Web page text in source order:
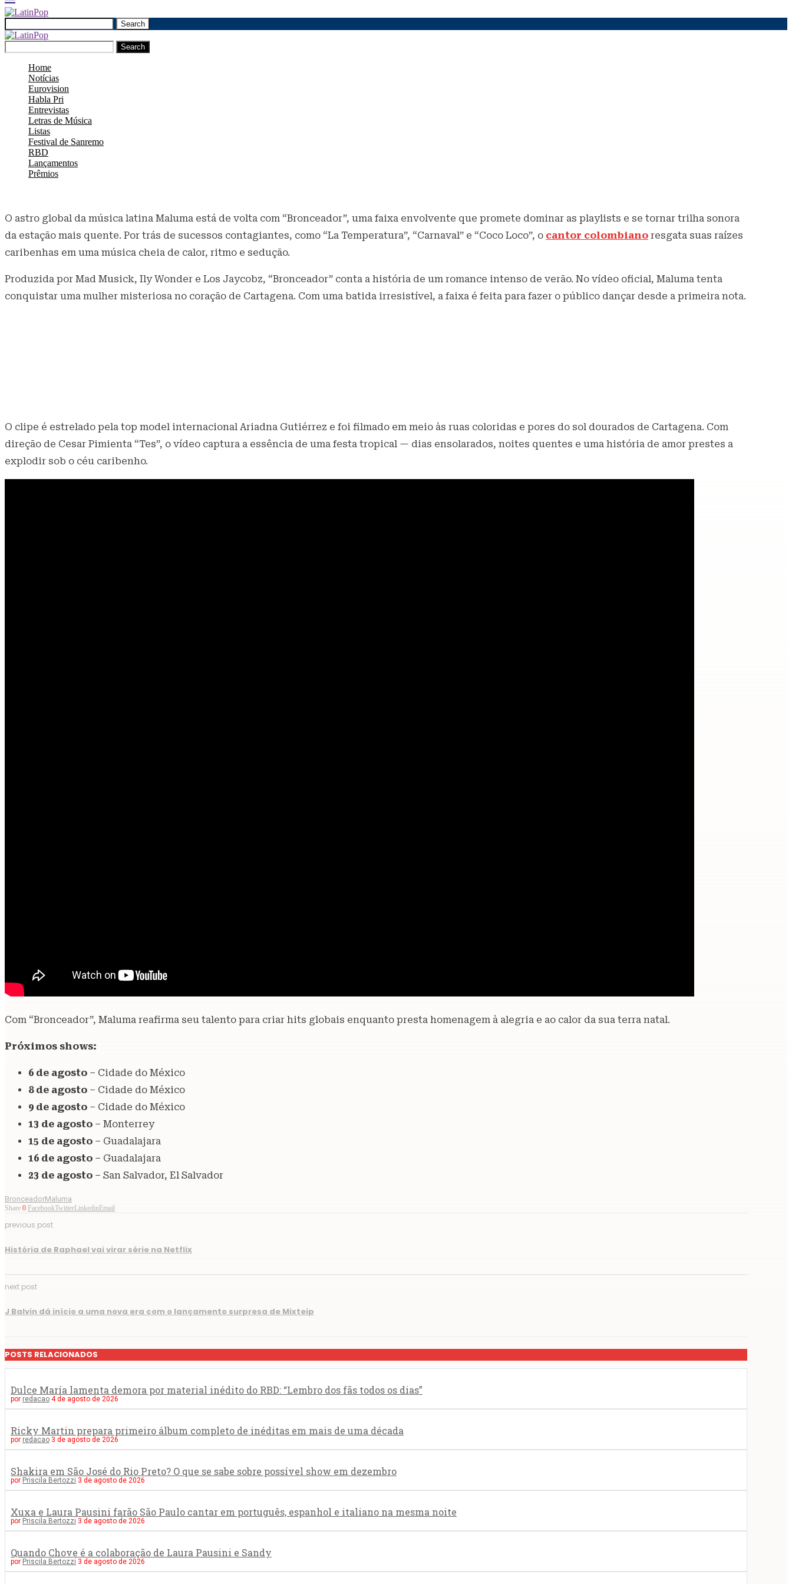
Search
Search
Home
Notícias
Eurovision
Habla Pri
Entrevistas
Letras de Música
Listas
Festival de Sanremo
RBD
Lançamentos
Prêmios
O astro global da música latina Maluma está de volta com “Bronceador”, uma faixa envolvente que promete dominar as playlists e se tornar trilha sonora
da estação mais quente. Por trás de sucessos contagiantes, como “La Temperatura”, “Carnaval” e “Coco Loco”, o cantor colombiano resgata suas raízes
caribenhas em uma música cheia de calor, ritmo e sedução.
Produzida por Mad Musick, Ily Wonder e Los Jaycobz, “Bronceador” conta a história de um romance intenso de verão. No vídeo oficial, Maluma tenta
conquistar uma mulher misteriosa no coração de Cartagena. Com uma batida irresistível, a faixa é feita para fazer o público dançar desde a primeira nota.
O clipe é estrelado pela top model internacional Ariadna Gutiérrez e foi filmado em meio às ruas coloridas e pores do sol dourados de Cartagena. Com
direção de Cesar Pimienta “Tes”, o vídeo captura a essência de uma festa tropical — dias ensolarados, noites quentes e uma história de amor prestes a
explodir sob o céu caribenho.
Com “Bronceador”, Maluma reafirma seu talento para criar hits globais enquanto presta homenagem à alegria e ao calor da sua terra natal.
Próximos shows:
6 de agosto – Cidade do México
8 de agosto – Cidade do México
9 de agosto – Cidade do México
13 de agosto – Monterrey
15 de agosto – Guadalajara
16 de agosto – Guadalajara
23 de agosto – San Salvador, El Salvador
BronceadorMaluma
Share 0 FacebookTwitter Linkedin Email
previous post
História de Raphael vai virar série na Netflix
next post
J Balvin dá início a uma nova era com o lançamento surpresa de Mixteip
POSTS RELACIONADOS
Dulce María lamenta demora por material inédito do RBD: “Lembro dos fãs todos os dias”
por redacao 4 de agosto de 2026
Ricky Martin prepara primeiro álbum completo de inéditas em mais de uma década
por redacao 3 de agosto de 2026
Shakira em São José do Rio Preto? O que se sabe sobre possível show em dezembro
por Priscila Bertozzi 3 de agosto de 2026
Xuxa e Laura Pausini farão São Paulo cantar em português, espanhol e italiano na mesma noite
por Priscila Bertozzi 3 de agosto de 2026
Quando Chove é a colaboração de Laura Pausini e Sandy
por Priscila Bertozzi 3 de agosto de 2026